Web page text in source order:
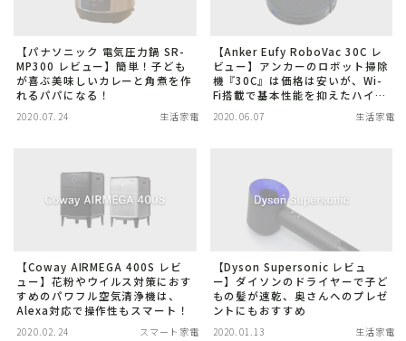
【パナソニック 電気圧力鍋 SR-
MP300 レビュー】簡単！子ども
が喜ぶ美味しいカレーと角煮を作
れるパパになる！
2020.07.24 生活家電
【Anker Eufy RoboVac 30C レ
ビュー】アンカーのロボット掃除
機『30C』は価格は安いが、Wi-
Fi搭載で基本性能を抑えたハイコ
スパモデル
2020.06.07 生活家電
【Coway AIRMEGA 400S レビ
ュー】花粉やウイルス対策におす
すめのパワフル空気清浄機は、
Alexa対応で操作性もスマート！
2020.02.24 スマート家電
【Dyson Supersonic レビュ
ー】ダイソンのドライヤーで子ど
もの髪が速乾、奥さんへのプレゼ
ントにもおすすめ
2020.01.13 生活家電